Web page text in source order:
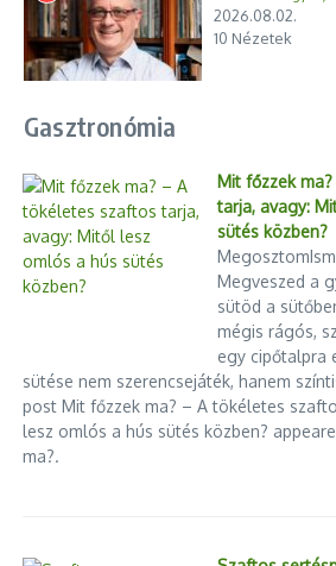
2026.08.02.
10 Nézetek
Gasztronómia
Mit főzzek
tarja, avagy:
sütés közben?
Megveszed a
sütöd a
mégis rágós,
egy cipőtalpra
sütése nem szerencsejáték, hanem
post Mit főzzek ma? – A tökéletes
lesz omlós a hús sütés közben?
ma?.